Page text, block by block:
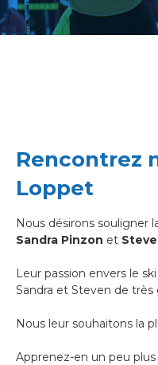
Rencontrez
Loppet
Nous désirons souligner
Sandra Pinzon et
Leur passion envers le
Sandra et Steven de très
Nous leur souhaitons la
Apprenez-en un peu plus